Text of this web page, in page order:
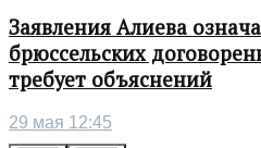
Заявления Алиева
брюссельских
требует объяснений
29 мая 12:45